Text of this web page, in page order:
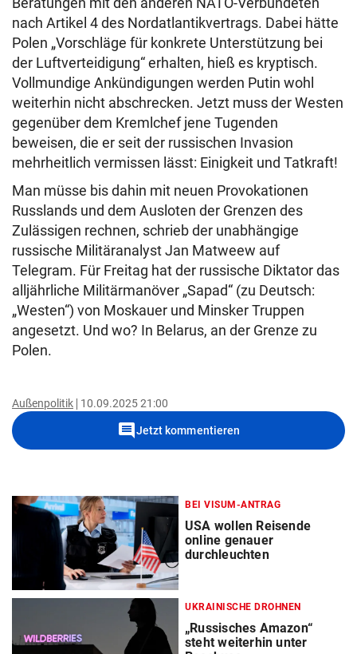
nach Artikel 4 des Nordatlantikvertrags. Dabei hätte
Polen „Vorschläge für konkrete Unterstützung bei
der Luftverteidigung“ erhalten, hieß es kryptisch.
Vollmundige Ankündigungen werden Putin wohl
weiterhin nicht abschrecken. Jetzt muss der Westen
gegenüber dem Kremlchef jene Tugenden
beweisen, die er seit der russischen Invasion
mehrheitlich vermissen lässt: Einigkeit und Tatkraft!
Man müsse bis dahin mit neuen Provokationen
Russlands und dem Ausloten der Grenzen des
Zulässigen rechnen, schrieb der unabhängige
russische Militäranalyst Jan Matweew auf
Telegram. Für Freitag hat der russische Diktator das
alljährliche Militärmanöver „Sapad“ (zu Deutsch:
„Westen“) von Moskauer und Minsker Truppen
angesetzt. Und wo? In Belarus, an der Grenze zu
Polen.
Außenpolitik 10.09.2025 21:00
commentJetzt kommentieren
BEI VISUM-ANTRAG
USA wollen Reisende
online genauer
durchleuchten
UKRAINISCHE DROHNEN
„Russisches Amazon“
steht weiterhin unter